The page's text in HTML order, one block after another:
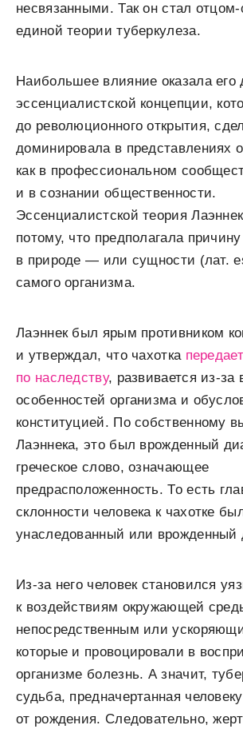
несвязанными. Так он стал
единой теории туберкулеза.
Наибольшее влияние оказала его
эссенциалистской концепции,
до революционного открытия,
доминировала в представлениях
как в профессиональном
и в сознании общественности.
Эссенциалистской теория
потому, что предполагала
в природе — или сущности (лат.
самого организма.
Лаэннек был ярым противником
и утверждал, что чахотка
по наследству, развивается из-за
особенностей организма и
конституцией. По собственному
Лаэннека, это был врожденный
греческое слово, означающее
предрасположенность. То есть
склонности человека к чахотке
унаследованный или врожденный
Из-за него человек становился
к воздействиям окружающей
непосредственным или
которые и провоцировали в
организме болезнь. А значит,
судьба, предначертанная
от рождения. Следовательно,